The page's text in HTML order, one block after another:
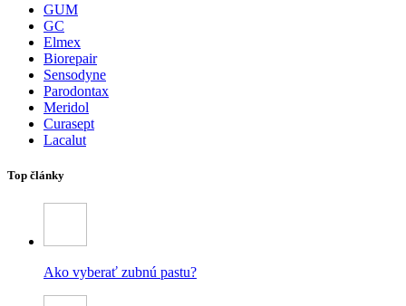
GUM
GC
Elmex
Biorepair
Sensodyne
Parodontax
Meridol
Curasept
Lacalut
Top články
Ako vyberať zubnú pastu?